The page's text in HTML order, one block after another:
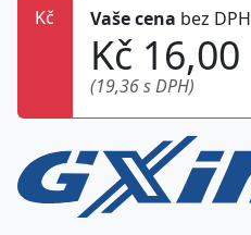
Kč
Vaše cena bez DPH
Kč 16,00
(19,36 s DPH)